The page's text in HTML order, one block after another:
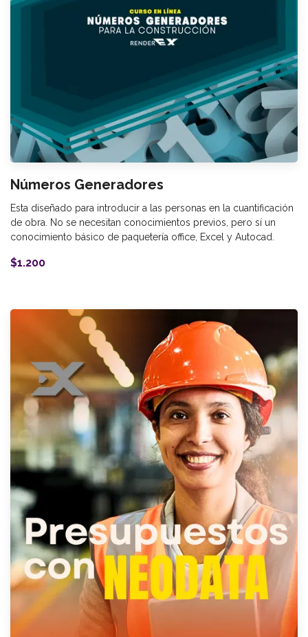
Números Generadores
Esta diseñado para introducir a las personas en la cuantificación
de obra. No se necesitan conocimientos previos, pero sí un
conocimiento básico de paquetería office, Excel y Autocad.
$1.200